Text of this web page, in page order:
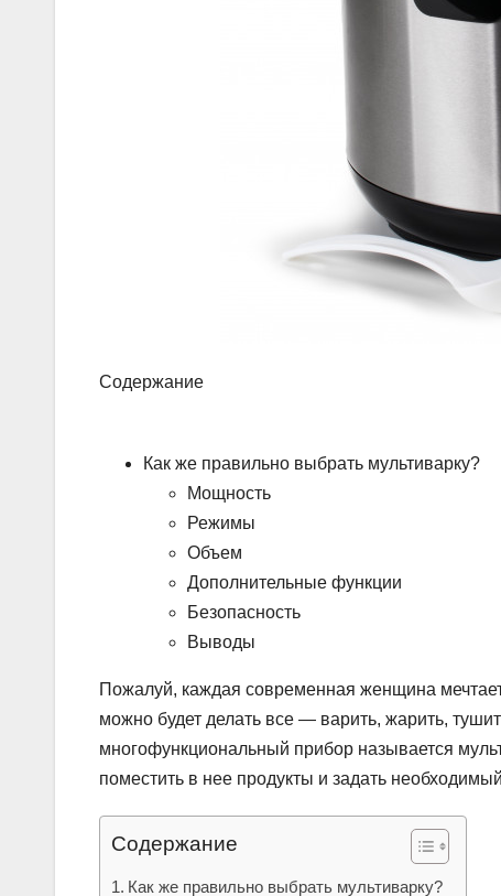
Содержание
Как же правильно выбрать мультиварку?
Мощность
Режимы
Объем
Дополнительные функции
Безопасность
Выводы
Пожалуй, каждая современная женщина
можно будет делать все — варить, жарить,
многофункциональный прибор называется
поместить в нее продукты и задать
Содержание
Как же правильно выбрать мультиварку?